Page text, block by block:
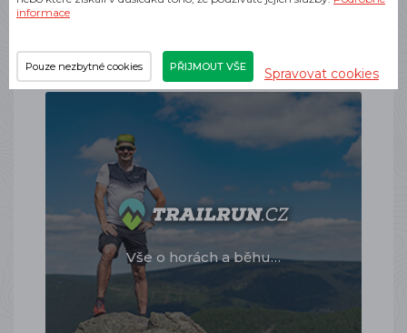
odolají…
Vše o horách a běhu…
informace
Pouze nezbytné cookies PŘIJMOUT VŠE Spravovat cookies